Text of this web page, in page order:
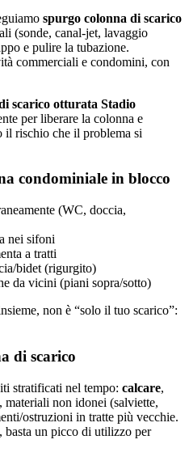
spurgo colonna di scarico
(sonde, canal-jet, lavaggio
e pulire la tubazione.
commerciali e condomini, con
scarico otturata Stadio
per liberare la colonna e
il rischio che il problema si
condominiale in blocco
(WC, doccia,
nei sifoni
a tratti
bidet (rigurgito)
da vicini (piani sopra/sotto)
non è “solo il tuo scarico”:
di scarico
stratificati nel tempo: calcare,
materiali non idonei (salviette,
ostruzioni in tratte più vecchie.
basta un picco di utilizzo per